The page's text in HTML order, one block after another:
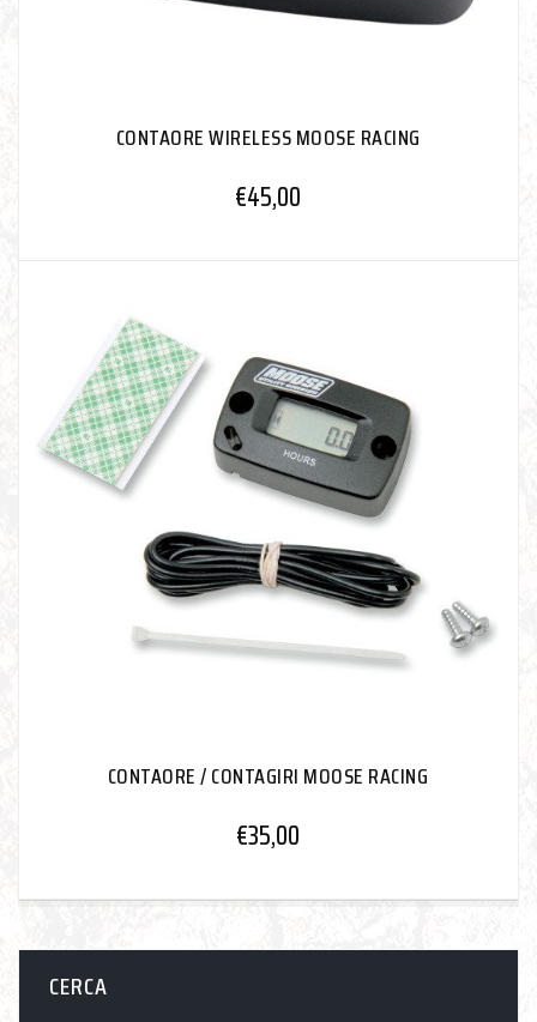
CONTAORE WIRELESS MOOSE RACING
€45,00
CONTAORE / CONTAGIRI MOOSE RACING
€35,00
CERCA